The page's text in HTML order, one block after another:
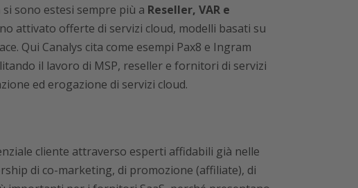
sono estesi sempre più a Reseller, VAR e
attivato offerte di servizi cloud, modelli basati su
Qui Canalys cita come esempi Pax8 e Ingram
il lavoro di MSP, reseller e fornitori di servizi
ed erogazione di servizi cloud.
cliente attraverso esperti affidabili già nelle
di co-marketing, di promozione (affiliate), di